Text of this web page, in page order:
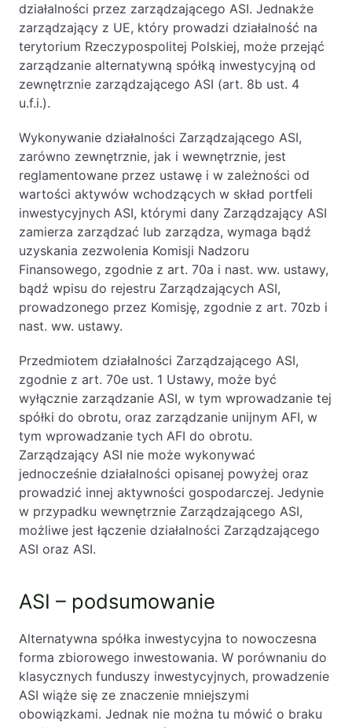
działalności przez zarządzającego ASI. Jednakże
zarządzający z UE, który prowadzi działalność na
terytorium Rzeczypospolitej Polskiej, może przejąć
zarządzanie alternatywną spółką inwestycyjną od
zewnętrznie zarządzającego ASI (art. 8b ust. 4
u.f.i.).
Wykonywanie działalności Zarządzającego ASI,
zarówno zewnętrznie, jak i wewnętrznie, jest
reglamentowane przez ustawę i w zależności od
wartości aktywów wchodzących w skład portfeli
inwestycyjnych ASI, którymi dany Zarządzający ASI
zamierza zarządzać lub zarządza, wymaga bądź
uzyskania zezwolenia Komisji Nadzoru
Finansowego, zgodnie z art. 70a i nast. ww. ustawy,
bądź wpisu do rejestru Zarządzających ASI,
prowadzonego przez Komisję, zgodnie z art. 70zb i
nast. ww. ustawy.
Przedmiotem działalności Zarządzającego ASI,
zgodnie z art. 70e ust. 1 Ustawy, może być
wyłącznie zarządzanie ASI, w tym wprowadzanie tej
spółki do obrotu, oraz zarządzanie unijnym AFI, w
tym wprowadzanie tych AFI do obrotu.
Zarządzający ASI nie może wykonywać
jednocześnie działalności opisanej powyżej oraz
prowadzić innej aktywności gospodarczej. Jedynie
w przypadku wewnętrznie Zarządzającego ASI,
możliwe jest łączenie działalności Zarządzającego
ASI oraz ASI.
ASI – podsumowanie
Alternatywna spółka inwestycyjna to nowoczesna
forma zbiorowego inwestowania. W porównaniu do
klasycznych funduszy inwestycyjnych, prowadzenie
ASI wiąże się ze znaczenie mniejszymi
obowiązkami. Jednak nie można tu mówić o braku